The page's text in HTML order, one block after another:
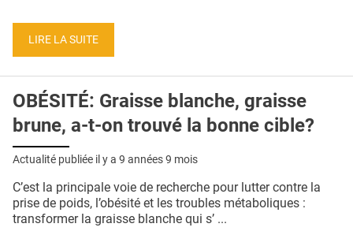
CONTACT
LIRE LA SUITE
OBÉSITÉ: Graisse blanche, graisse
brune, a-t-on trouvé la bonne cible?
Actualité publiée il y a 9 années 9 mois
C’est la principale voie de recherche pour lutter contre la
prise de poids, l’obésité et les troubles métaboliques :
transformer la graisse blanche qui s’ ...